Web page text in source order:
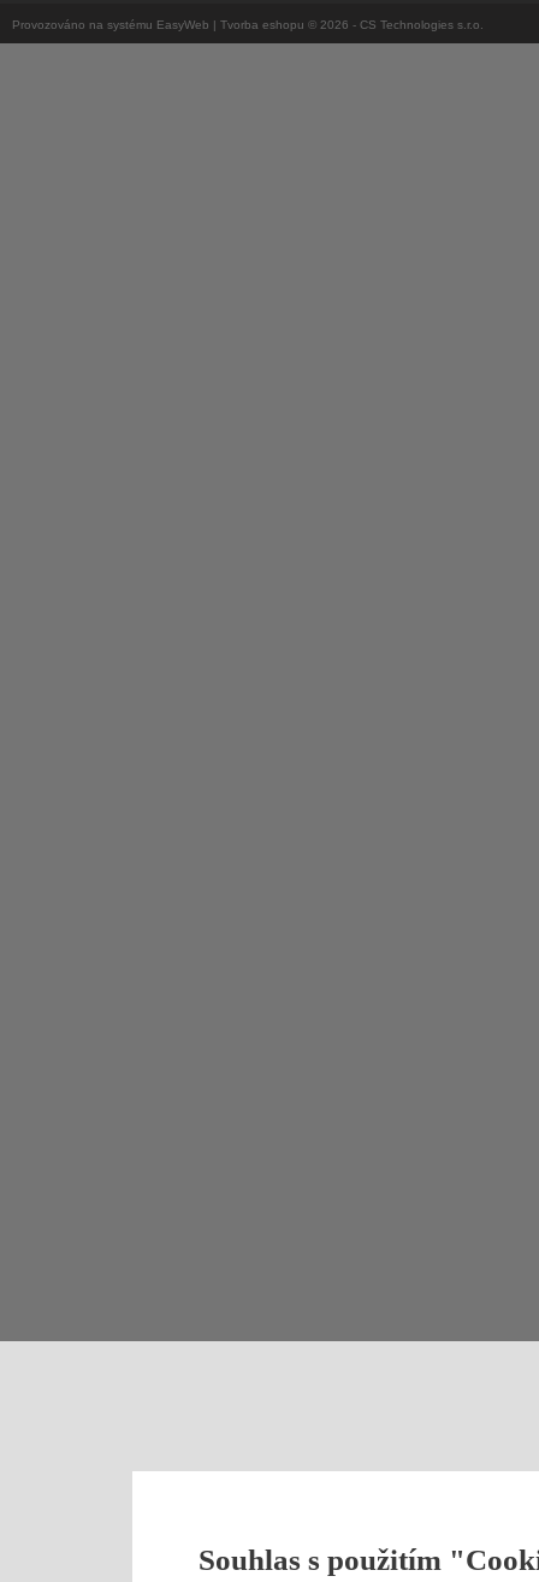
Souhlas s použitím
Provozováno na systému EasyWeb | Tvorba eshopu © 2026 - CS Technologies s.r.o.